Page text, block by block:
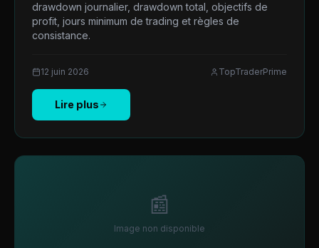
drawdown journalier, drawdown total, objectifs de
profit, jours minimum de trading et règles de
consistance.
12 juin 2026 TopTraderPrime
Lire plus
📰
Image non disponible